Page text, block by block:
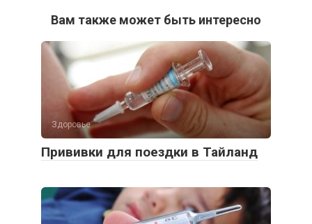
Вам также может быть интересно
Здоровье
Прививки для поездки в Тайланд